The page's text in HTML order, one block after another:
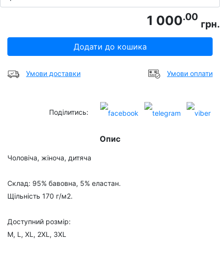
1 000.00
грн.
Додати до кошика
Умови доставки Умови оплати
Поділитись:
Опис
Чоловіча, жіноча, дитяча
Склад: 95% бавовна, 5% еластан.
Щільність 170 г/м2.
Доступний розмір:
M, L, XL, 2XL, 3XL